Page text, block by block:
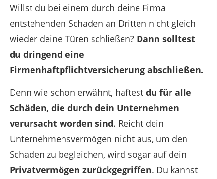
Willst du bei einem durch deine Firma
entstehenden Schaden an Dritten nicht gleich
wieder deine Türen schließen? Dann solltest
du dringend eine
Firmenhaftpflichtversicherung abschließen.
Denn wie schon erwähnt, haftest du für alle
Schäden, die durch dein Unternehmen
verursacht worden sind. Reicht dein
Unternehmensvermögen nicht aus, um den
Schaden zu begleichen, wird sogar auf dein
Privatvermögen zurückgegriffen. Du kannst